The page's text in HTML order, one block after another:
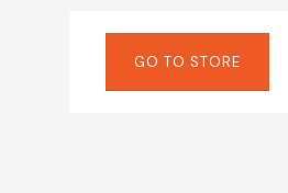
GO TO STORE